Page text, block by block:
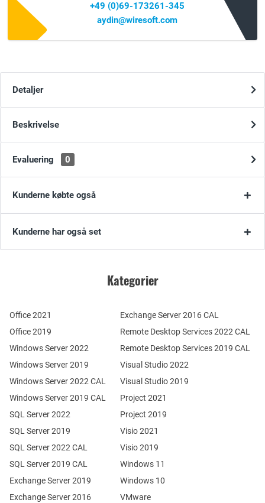
+49 (0)69-173261-345
aydin@wiresoft.com
Detaljer
Beskrivelse
Evaluering 0
Kunderne købte også
Kunderne har også set
Kategorier
Office 2021
Office 2019
Windows Server 2022
Windows Server 2019
Exchange Server 2019
Exchange Server 2016
SQL Server 2022
SQL Server 2019
Windows Server 2022 CAL
Windows Server 2019 CAL
SQL Server 2022 CAL
SQL Server 2019 CAL
Remote Desktop Services 2022 CAL
Remote Desktop Services 2019 CAL
Exchange Server 2016 CAL
Visual Studio 2022
Visual Studio 2019
Project 2021
Project 2019
Visio 2021
Visio 2019
Windows 11
Windows 10
VMware